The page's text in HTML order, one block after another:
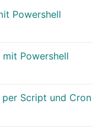
Powershell
Powershell
Script und Cron